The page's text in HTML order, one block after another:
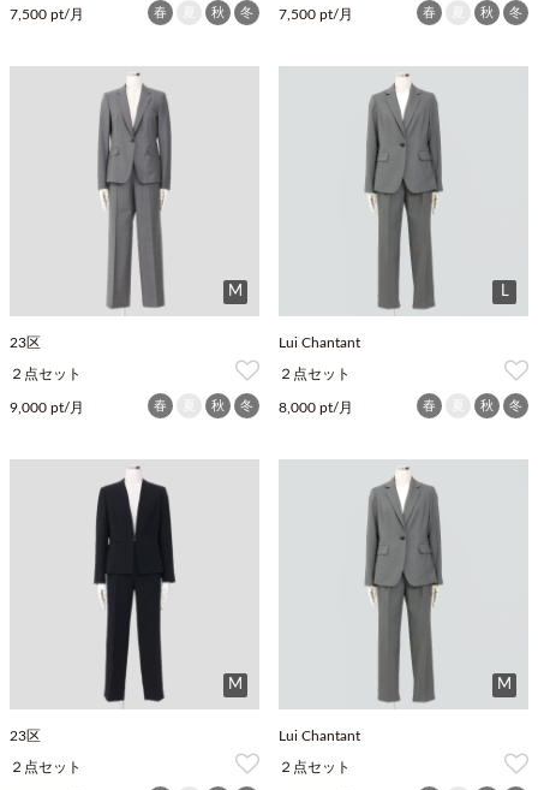
7,500 pt/月 春 秋 冬 7,500 pt/月 春 秋 冬
M
23区
２点セット
9,000 pt/月 春 秋 冬
L
Lui Chantant
２点セット
8,000 pt/月 春 秋 冬
M
23区
２点セット
M
Lui Chantant
２点セット